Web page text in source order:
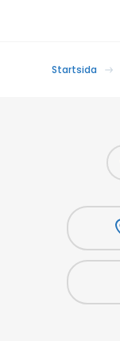
Startsida